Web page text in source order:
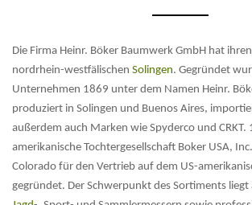
Die Firma Heinr. Böker Baumwerk GmbH hat
nordrhein-westfälischen Solingen. Gegründet
Unternehmen 1869 unter dem Namen Heinr.
produziert in Solingen und Buenos Aires,
außerdem auch Marken wie Spyderco und
amerikanische Tochtergesellschaft Boker USA,
Colorado für den Vertrieb auf dem US-
gegründet. Der Schwerpunkt des Sortiments